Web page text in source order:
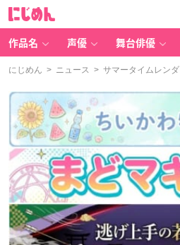
作品名 声優 舞台俳優
にじめん > ニュース > サマータイムレンダ